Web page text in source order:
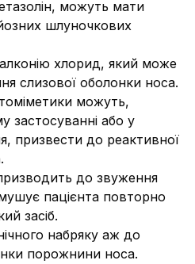
можуть мати
шлуночкових
хлорид, який може
слизової оболонки носа.
можуть,
застосуванні або у
призвести до реактивної
до звуження
пацієнта повторно
засіб.
набряку аж до
порожнини носа.